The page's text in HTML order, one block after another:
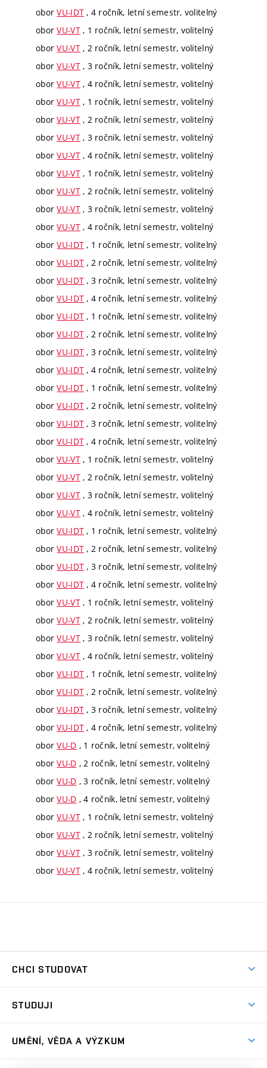
oborVU-IDT , 4 ročník, letní semestr, volitelný
oborVU-VT, 1 ročník, letní semestr, volitelný
oborVU-VT, 2 ročník, letní semestr, volitelný
oborVU-VT, 3 ročník, letní semestr, volitelný
oborVU-VT, 4 ročník, letní semestr, volitelný
oborVU-VT, 1 ročník, letní semestr, volitelný
oborVU-VT, 2 ročník, letní semestr, volitelný
oborVU-VT, 3 ročník, letní semestr, volitelný
oborVU-VT, 4 ročník, letní semestr, volitelný
oborVU-VT, 1 ročník, letní semestr, volitelný
oborVU-VT, 2 ročník, letní semestr, volitelný
oborVU-VT, 3 ročník, letní semestr, volitelný
oborVU-VT, 4 ročník, letní semestr, volitelný
oborVU-IDT , 1 ročník, letní semestr, volitelný
oborVU-IDT , 2 ročník, letní semestr, volitelný
oborVU-IDT , 3 ročník, letní semestr, volitelný
oborVU-IDT , 4 ročník, letní semestr, volitelný
oborVU-IDT , 1 ročník, letní semestr, volitelný
oborVU-IDT , 2 ročník, letní semestr, volitelný
oborVU-IDT , 3 ročník, letní semestr, volitelný
oborVU-IDT , 4 ročník, letní semestr, volitelný
oborVU-IDT , 1 ročník, letní semestr, volitelný
oborVU-IDT , 2 ročník, letní semestr, volitelný
oborVU-IDT , 3 ročník, letní semestr, volitelný
oborVU-IDT , 4 ročník, letní semestr, volitelný
oborVU-VT, 1 ročník, letní semestr, volitelný
oborVU-VT, 2 ročník, letní semestr, volitelný
oborVU-VT, 3 ročník, letní semestr, volitelný
oborVU-VT, 4 ročník, letní semestr, volitelný
oborVU-IDT , 1 ročník, letní semestr, volitelný
oborVU-IDT , 2 ročník, letní semestr, volitelný
oborVU-IDT , 3 ročník, letní semestr, volitelný
oborVU-IDT , 4 ročník, letní semestr, volitelný
oborVU-VT, 1 ročník, letní semestr, volitelný
oborVU-VT, 2 ročník, letní semestr, volitelný
oborVU-VT, 3 ročník, letní semestr, volitelný
oborVU-VT, 4 ročník, letní semestr, volitelný
oborVU-IDT , 1 ročník, letní semestr, volitelný
oborVU-IDT , 2 ročník, letní semestr, volitelný
oborVU-IDT , 3 ročník, letní semestr, volitelný
oborVU-IDT , 4 ročník, letní semestr, volitelný
oborVU-D , 1 ročník, letní semestr, volitelný
oborVU-D , 2 ročník, letní semestr, volitelný
oborVU-D , 3 ročník, letní semestr, volitelný
oborVU-D , 4 ročník, letní semestr, volitelný
oborVU-VT, 1 ročník, letní semestr, volitelný
oborVU-VT, 2 ročník, letní semestr, volitelný
oborVU-VT, 3 ročník, letní semestr, volitelný
oborVU-VT, 4 ročník, letní semestr, volitelný
CHCI STUDOVAT
Přijímačky
Dny otevřených dveří
STUDUJI
UMĚNÍ, VĚDA A VÝZKUM